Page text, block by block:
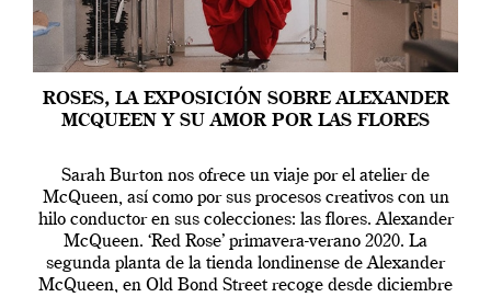
ROSES, LA EXPOSICIÓN SOBRE ALEXANDER
MCQUEEN Y SU AMOR POR LAS FLORES
Sarah Burton nos ofrece un viaje por el atelier de
McQueen, así como por sus procesos creativos con un
hilo conductor en sus colecciones: las flores. Alexander
McQueen. ‘Red Rose’ primavera-verano 2020. La
segunda planta de la tienda londinense de Alexander
McQueen, en Old Bond Street recoge desde diciembre